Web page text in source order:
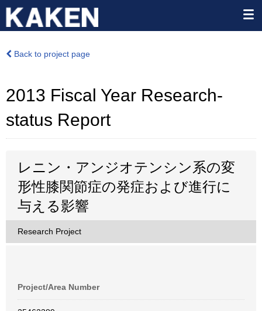
Back to project page
2013 Fiscal Year Research-
status Report
レニン・アンジオテンシン系の変
形性膝関節症の発症および進行に
与える影響
Research Project
Project/Area Number